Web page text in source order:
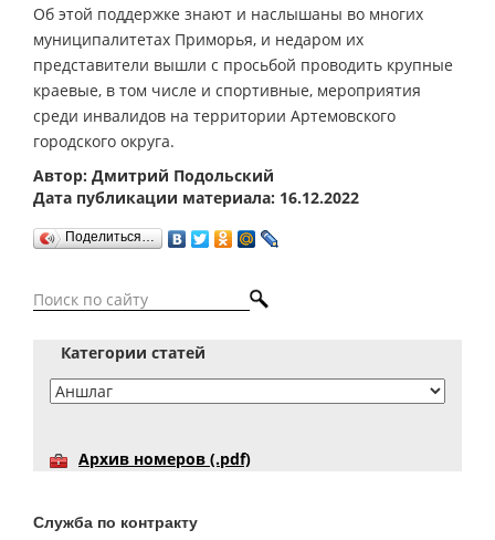
Об этой поддержке знают и наслышаны во многих
муниципалитетах Приморья, и недаром их
представители вышли с просьбой проводить крупные
краевые, в том числе и спортивные, мероприятия
среди инвалидов на территории Артемовского
городского округа.
Автор: Дмитрий Подольский
Дата публикации материала: 16.12.2022
Поделиться…
Категории статей
Архив номеров (.pdf)
Служба по контракту